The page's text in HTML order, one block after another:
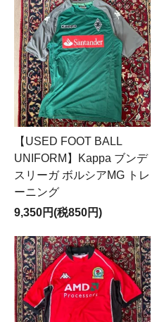
【USED FOOT BALL
UNIFORM】Kappa ブンデ
スリーガ ボルシアMG トレ
ーニング
9,350円(税850円)